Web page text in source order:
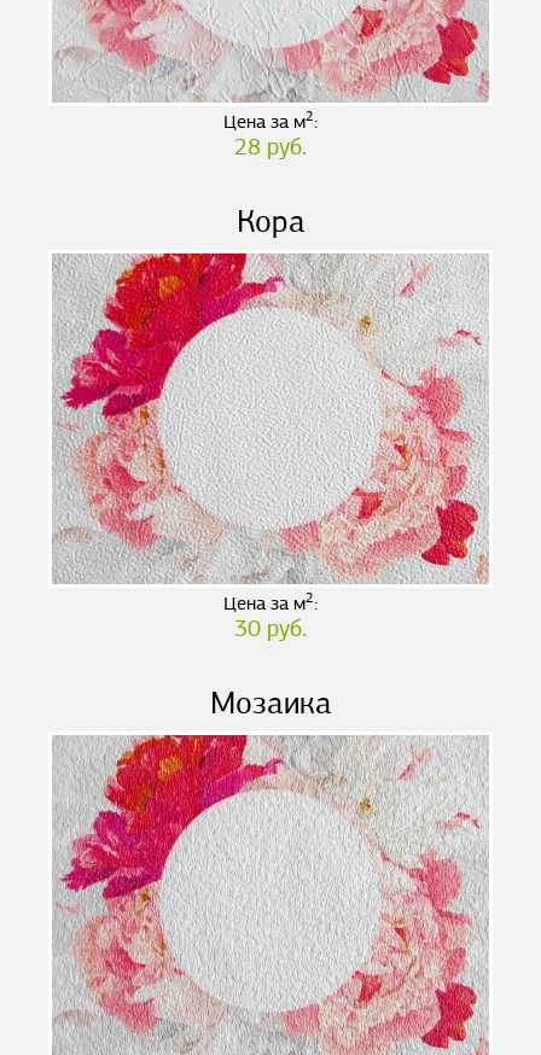
Цена за м2:
28 руб.
Кора
Цена за м2:
30 руб.
Мозаика